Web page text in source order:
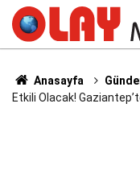
Anasayfa
Etkili Olacak!